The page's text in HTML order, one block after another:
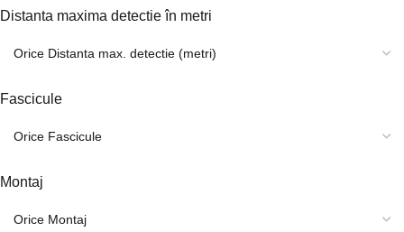
Distanta maxima detectie în metri
Fascicule
Montaj